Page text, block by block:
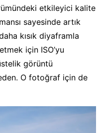
etkileyici kalite
sayesinde artık
kısık diyaframla
için ISO’yu
görüntü
O fotoğraf için de